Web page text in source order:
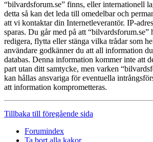
“bilvardsforum.se” finns, eller internationell
detta så kan det leda till omedelbar och
att vi kontaktar din Internetleverantör. IP-
sparas. Du går med på att “bilvardsforum.se”
redigera, flytta eller stänga vilka trådar som
användare godkänner du att all information
databas. Denna information kommer inte att
part utan ditt samtycke, men varken
kan hållas ansvariga för eventuella
att information komprometteras.
Tillbaka till föregående sida
Forumindex
Ta bort alla kakor